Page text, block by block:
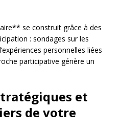
se construit grâce à des
: sondages sur les
personnelles liées
participative génère un
et
de votre